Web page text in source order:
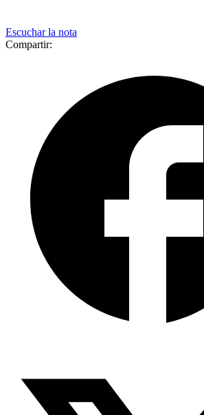
Escuchar la nota
Compartir: